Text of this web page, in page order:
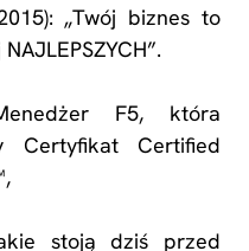
„Twój biznes to
F5, która
Certyfikat Certified
stoją dziś przed